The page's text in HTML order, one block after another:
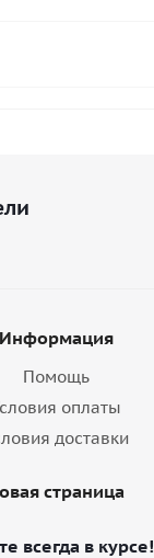
Информация
Помощь
оплаты
доставки
страница
всегда в курсе!